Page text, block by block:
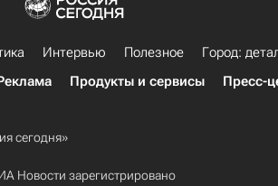
Интервью Полезное
Город:
Продукты и сервисы Пресс-
сегодня»
Новости зарегистрировано